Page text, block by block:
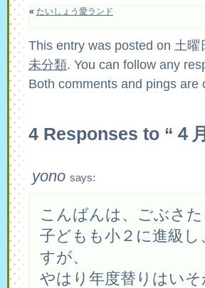
« たいしょう愛ランド
This entry was posted on 土
未分類. You can follow any
Both comments and pings are
4 Responses to “４
yono says:
こんばんは、ごぶさた
子どもも小２に進級
すが、
やはり年度替りはい